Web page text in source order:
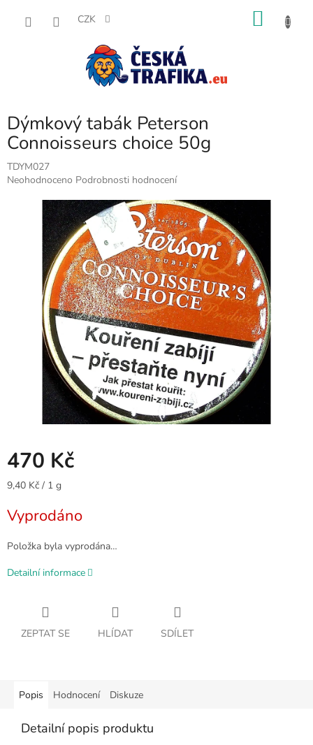
CZK
Dýmkový tabák Peterson
Connoisseurs choice 50g
TDYM027
Průměrné
produktu
hvězdiček.
Neohodnoceno Podrobnosti hodnocení
470 Kč
Měrná
9,40 Kč / 1 g
Vyprodáno
Položka byla vyprodána…
Detailní informace
ZEPTAT SE HLÍDAT SDÍLET
Popis Hodnocení Diskuze
Detailní popis produktu